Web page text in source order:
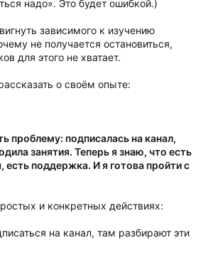
надо». Это будет ошибкой.)
зависимого к изучению
не получается остановиться,
для этого не хватает.
о своём опыте:
проблему: подписалась на канал,
занятия. Теперь я знаю, что есть
есть поддержка. И я готова пройти с
и конкретных действиях:
на канал, там разбирают эти